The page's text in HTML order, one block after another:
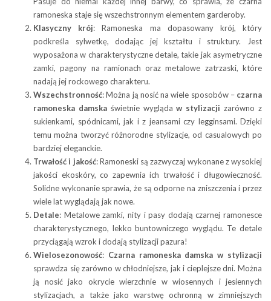
ramoneska staje się wszechstronnym elementem garderoby.
Klasyczny krój: Ramoneska ma dopasowany krój, który
podkreśla sylwetkę, dodając jej kształtu i struktury. Jest
wyposażona w charakterystyczne detale, takie jak asymetryczne
zamki, pagony na ramionach oraz metalowe zatrzaski, które
nadają jej rockowego charakteru.
Wszechstronność: Można ją nosić na wiele sposobów – czarna
ramoneska damskaświetnie wyglądaw stylizacji zarówno z
sukienkami, spódnicami, jak i z jeansami czy legginsami. Dzięki
temu można tworzyć różnorodne stylizacje, od casualowych po
bardziej eleganckie.
Trwałość i jakość: Ramoneski są zazwyczaj wykonane z wysokiej
jakości ekoskóry, co zapewnia ich trwałość i długowieczność.
Solidne wykonanie sprawia, że są odporne na zniszczenia i przez
wiele lat wyglądają jak nowe.
Detale: Metalowe zamki, nity i pasy dodają czarnej ramonesce
charakterystycznego, lekko buntowniczego wyglądu. Te detale
przyciągają wzrok i dodają stylizacji pazura!
Wielosezonowość: Czarna ramoneska damska w stylizacji
sprawdza się zarówno w chłodniejsze, jak i cieplejsze dni. Można
ją nosić jako okrycie wierzchnie w wiosennych i jesiennych
stylizacjach, a także jako warstwę ochronną w zimniejszych